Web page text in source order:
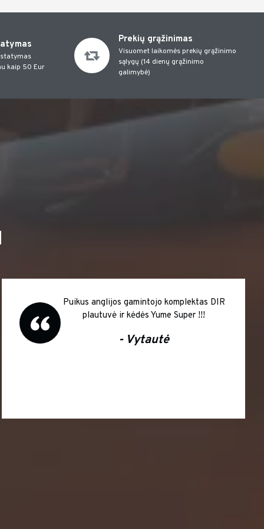
kaip 50 Eur
Prekių grąžinimas
Visuomet laikomės prekių grąžinimo
sąlygų (14 dienų grąžinimo
galimybė)
Puikus anglijos gamintojo komplektas DIR
plautuvė ir kėdės Yume Super !!!
- Vytautė